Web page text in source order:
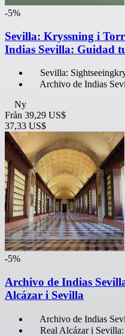
-5%
Sevilla: Kryssning i
Indias Sevilla: Guidad
Sevilla:
Archivo de Indias
Ny
Från 39,29 US$
37,33 US$
-5%
Archivo de Indias
Alcázar i Sevilla
Archivo de Indias
Real Alcázar i